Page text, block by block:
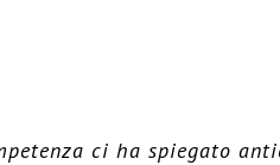
ci ha spiegato